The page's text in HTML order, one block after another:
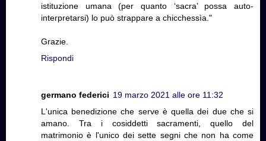
istituzione umana (per quanto ‘sacra’ possa auto-
interpretarsi) lo può strappare a chicchessìa."
Grazie.
Rispondi
germano federici 19 marzo 2021 alle ore 11:32
L'unica benedizione che serve è quella dei due che si
amano. Tra i cosiddetti sacramenti, quello del
matrimonio è l'unico dei sette segni che non ha come